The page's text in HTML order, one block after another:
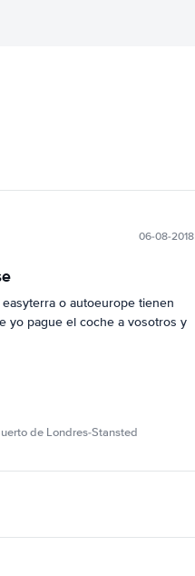
06-08-2018
o autoeurope tienen
yo pague el coche a vosotros y
de Londres-Stansted